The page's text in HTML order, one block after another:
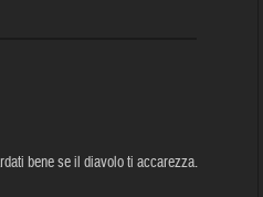
bene se il diavolo ti accarezza.